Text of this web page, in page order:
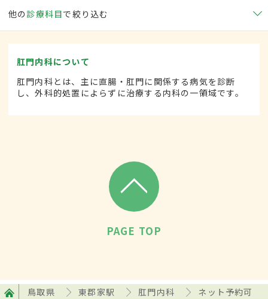
他の 診療科目で絞り込む
肛門内科について
肛門内科とは、主に直腸・肛門に関係する病気を診断
し、外科的処置によらずに治療する内科の一領域です。
PAGE TOP
鳥取県 東郡家駅 肛門内科 ネット予約可